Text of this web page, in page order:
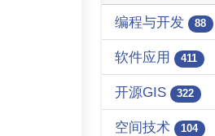
编程与开发 88
软件应用 411
开源GIS 322
空间技术 104